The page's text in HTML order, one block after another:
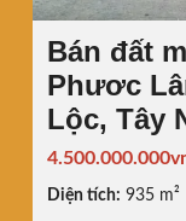
Bán đất
Phươc
Lộc, Tây
Diện tích: 935 m²